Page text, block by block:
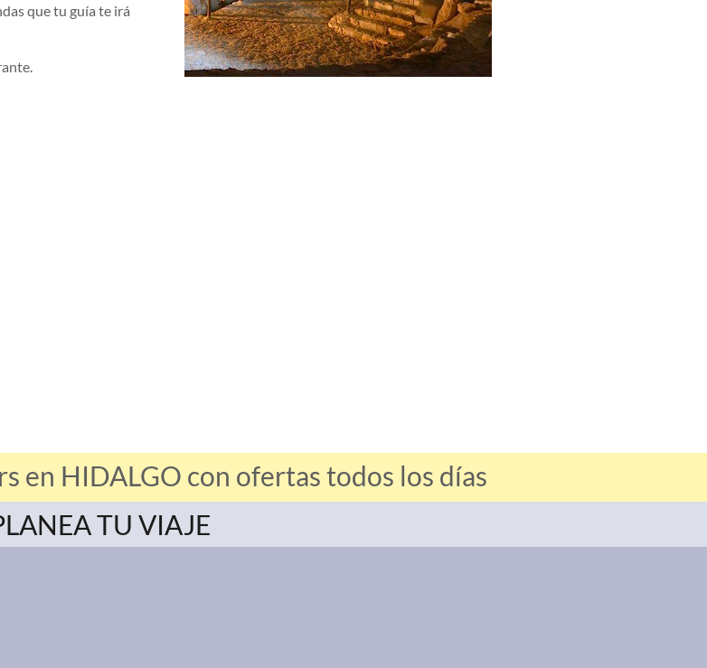
que tu guía te irá
en HIDALGO con ofertas todos los días
TU VIAJE